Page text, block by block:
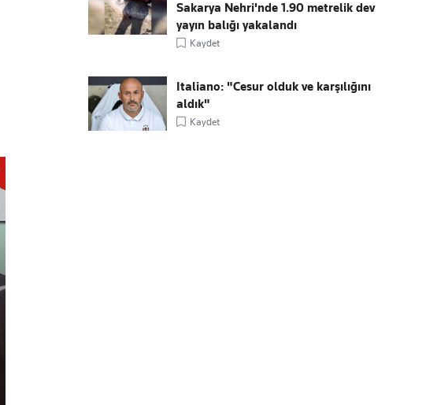
Sakarya Nehri'nde 1.90 metrelik dev
yayın balığı yakalandı
Kaydet
Italiano: "Cesur olduk ve karşılığını
aldık"
Kaydet